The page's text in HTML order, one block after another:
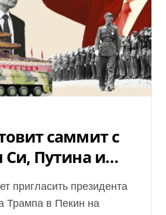
саммит с
Си, Путина и
СМИ
в Пекин на